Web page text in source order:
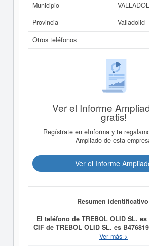
Municipio
Provincia
Valladolid
Otros teléfonos
Ver el Informe
gratis!
Regístrate en eInforma y te
Ampliado de esta
Ver el Informe
Resumen
El teléfono de TREBOL OLID SL. es
CIF de TREBOL OLID SL. es
TREBOL OLID SL.fue el día
Ver más >